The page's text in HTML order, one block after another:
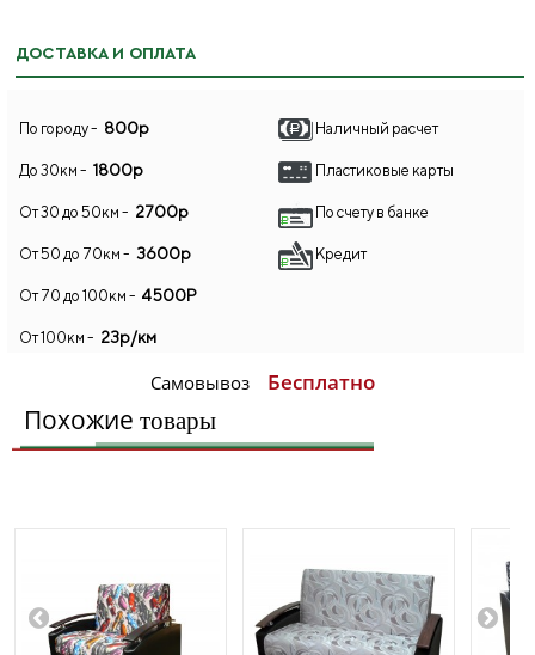
ДОСТАВКА И ОПЛАТА
По городу - 800р
До 30км - 1800р
От 30 до 50км - 2700р
От 50 до 70км - 3600р
От 70 до 100км - 4500Р
От 100км - 23р/км
Самовывоз Бесплатно
Наличный расчет
Пластиковые карты
По счету в банке
Кредит
Похожие товары